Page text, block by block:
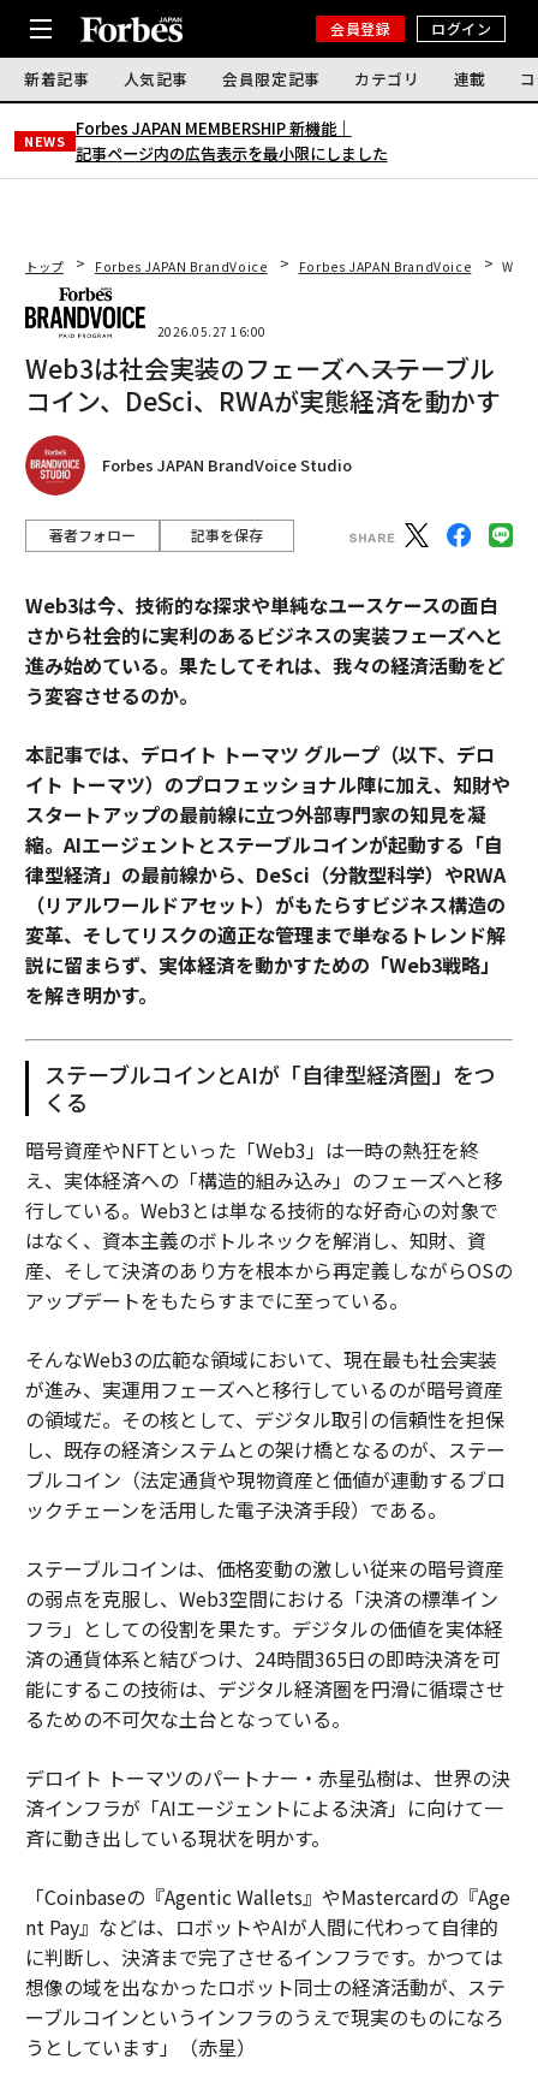
会員登録 ログイン
新着記事 人気記事 会員限定記事 カテゴリ 連載
NEWS
Forbes JAPAN MEMBERSHIP 新機能｜
記事ページ内の広告表示を最小限にしました
トップ Forbes JAPAN BrandVoice Forbes JAPAN BrandVoice
2026.05.27 16:00
Web3は社会実装のフェーズへ――ステーブル
コイン、DeSci、RWAが実態経済を動かす
Forbes JAPAN BrandVoice Studio
著者フォロー 記事を保存
Web3は今、技術的な探求や単純なユースケースの面白
さから社会的に実利のあるビジネスの実装フェーズへと
進み始めている。果たしてそれは、我々の経済活動をど
う変容させるのか。
本記事では、デロイト トーマツ グループ（以下、デロ
イト トーマツ）のプロフェッショナル陣に加え、知財や
スタートアップの最前線に立つ外部専門家の知見を凝
縮。AIエージェントとステーブルコインが起動する「自
律型経済」の最前線から、DeSci（分散型科学）やRWA
（リアルワールドアセット）がもたらすビジネス構造の
変革、そしてリスクの適正な管理まで――単なるトレンド解
説に留まらず、実体経済を動かすための「Web3戦略」
を解き明かす。
ステーブルコインとAIが「自律型経済圏」をつ
くる
暗号資産やNFTといった「Web3」は一時の熱狂を終
え、実体経済への「構造的組み込み」のフェーズへと移
行している。Web3とは単なる技術的な好奇心の対象で
はなく、資本主義のボトルネックを解消し、知財、資
産、そして決済のあり方を根本から再定義しながらOSの
アップデートをもたらすまでに至っている。
そんなWeb3の広範な領域において、現在最も社会実装
が進み、実運用フェーズへと移行しているのが暗号資産
の領域だ。その核として、デジタル取引の信頼性を担保
し、既存の経済システムとの架け橋となるのが、ステー
ブルコイン（法定通貨や現物資産と価値が連動するブロ
ックチェーンを活用した電子決済手段）である。
ステーブルコインは、価格変動の激しい従来の暗号資産
の弱点を克服し、Web3空間における「決済の標準イン
フラ」としての役割を果たす。デジタルの価値を実体経
済の通貨体系と結びつけ、24時間365日の即時決済を可
能にするこの技術は、デジタル経済圏を円滑に循環させ
るための不可欠な土台となっている。
デロイト トーマツのパートナー・赤星弘樹は、世界の決
済インフラが「AIエージェントによる決済」に向けて一
斉に動き出している現状を明かす。
「Coinbaseの『Agentic Wallets』やMastercardの『Age
nt Pay』などは、ロボットやAIが人間に代わって自律的
に判断し、決済まで完了させるインフラです。かつては
想像の域を出なかったロボット同士の経済活動が、ステ
ーブルコインというインフラのうえで現実のものになろ
うとしています」（赤星）